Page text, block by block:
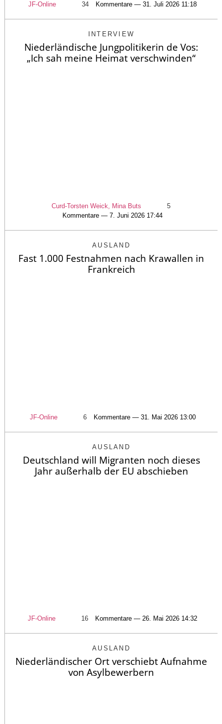
JF-Online 34 Kommentare — 31. Juli 2026 11:18
INTERVIEW
Niederländische Jungpolitikerin de Vos:
„Ich sah meine Heimat verschwinden“
Curd-Torsten Weick, Mina Buts
5
Kommentare — 7. Juni 2026 17:44
AUSLAND
Fast 1.000 Festnahmen nach Krawallen in
Frankreich
JF-Online 6 Kommentare — 31. Mai 2026 13:00
AUSLAND
Deutschland will Migranten noch dieses
Jahr außerhalb der EU abschieben
JF-Online 16 Kommentare — 26. Mai 2026 14:32
AUSLAND
Niederländischer Ort verschiebt Aufnahme
von Asylbewerbern